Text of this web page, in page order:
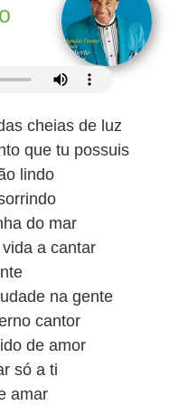
cheias de luz
que tu possuis
lindo
do mar
a cantar
na gente
cantor
de amor
só a ti
amar